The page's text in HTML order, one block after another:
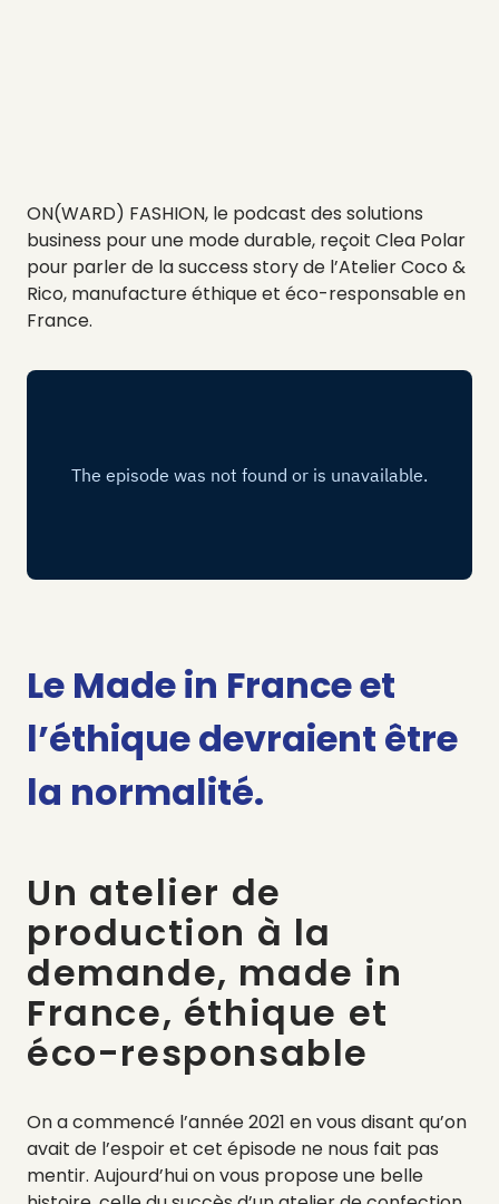
ON(WARD) FASHION, le podcast des solutions
business pour une mode durable, reçoit Clea Polar
pour parler de la success story de l’Atelier Coco &
Rico, manufacture éthique et éco-responsable en
France.
Le Made in France et
l’éthique devraient être
la normalité.
Un atelier de
production à la
demande, made in
France, éthique et
éco-responsable
On a commencé l’année 2021 en vous disant qu’on
avait de l’espoir et cet épisode ne nous fait pas
mentir. Aujourd’hui on vous propose une belle